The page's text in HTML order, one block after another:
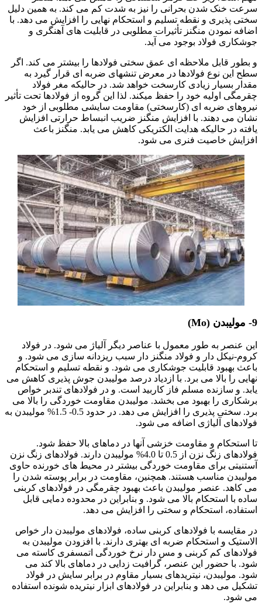
سرعت خنک شدن بحرانی را نیز به شدت کم می کند. به همین دلیل
سختی پذیری و نقطه تسلیم و استحکام نهایی را افزایش می دهد. با
اضافه نمودن منگنز تأثیرات مطلوبی در قابلیت های آهنگری و
جوشکاری فولاد بوجود می آید.
و بطور قابل ملاحظه ای عمق سختی فولادها را بیشتر می کند. اگر
سطح این نوع فولادها در معرض تنشهای ضربه ای قرار گیرد به
مقدار بسیار زیادی کارسخت خواهد شد. در حالیکه مغر فولاد
چقرمگی اولیه خود را حفظ میکند. لذا این گروه از فولادها تحت تأثیر
نیروهای ضربه ای (کارسختی) مقاومت سایشی مطلوبی از خود
نشان می دهند. با افزایش منگنز ضریب انبساط حرارتی افزایش
یافته در حالیکه هدایت الکتریکی کاهش می یابد. منگنز باعث
افزایش خاصیت فنری می شود.
9- مولیبدن (Mo)
این عنصر به طور معمول با عناصر دیگر آلیاژ می شود. در فولاد
کروم-نیکل دار و فولاد منگنز دار سبب ریزدانه سازی می شود. و
باعث بهبود قابلیت جوشکاری می شود. و نقطه تسلیم و استحکام
نهایی را بالا می برد. با ازدیاد درصد مولیبدن جوش پذیری کاهش می
یابد. و سازنده مسلم فاز کاربید است. و در فولادهای تندبر خواص
برشکاری را بهبود می بخشد. مولیبدن مقاومت خوردگی را بالا می
برد. سختی پذیری را افزایش می دهد. در حدود 0.5- 1.5% مولیبدن به
فولادهای آلیاژی اضافه می شود.
تا استحکام و مقاومت خزشی آنها در دماهای بالا حفظ شود.
فولادهای زنگ نزن از 0.5 تا 4.0% مولیبدن دارند. فولادهای زنگ نزن
آستنیتی برای مقاومت خوردگی بیشتر در محیط های خورنده حاوی
مولیبدن مناسب هستند. همچنین، مقاومت در برابر پوسته شدن را
می کاهد. عنصر مولیبدن باعث بهبود چقرمگی در فولادهای کربنی
ساده با استحکام بالا می شود. و بنابراین در محدوده دمایی قابل
استفاده، استحکام و سختی را افزایش می دهد.
در مقایسه با فولادهای کربنی ساده، فولادهای مولیبدن دار خواص
الاستیک و استحکام ضربه ای بهتری دارند. با افزودن مولیبدن به
فولادهای کم کربنی و مس دار نرخ خوردگی اتمسفری کاسته می
شود. با حضور این عنصر، گرافیت زدایی در دماهای بالا کند می
شود. مولیبدن، نیتریدهای بسیار مقاوم در برابر سایش در فولاد
تشکیل می دهد و بنابراین در فولادهای ابزار نیتریده شونده استفاده
می شود.